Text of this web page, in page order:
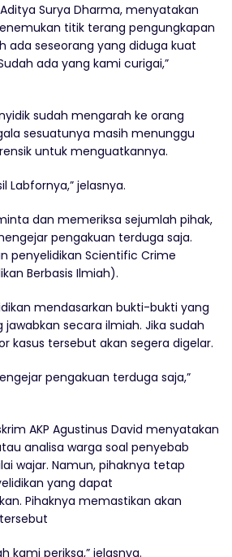
Aditya Surya Dharma, menyatakan
titik terang pengungkapan
ada seseorang yang diduga kuat
ada yang kami curigai,”
sudah mengarah ke orang
sesuatunya masih menunggu
untuk menguatkannya.
Labfornya,” jelasnya.
dan memeriksa sejumlah pihak,
pengakuan terduga saja.
penyelidikan Scientific Crime
Berbasis Ilmiah).
mendasarkan bukti-bukti yang
secara ilmiah. Jika sudah
kasus tersebut akan segera digelar.
pengakuan terduga saja,”
AKP Agustinus David menyatakan
analisa warga soal penyebab
wajar. Namun, pihaknya tetap
yang dapat
Pihaknya memastikan akan
kami periksa,” jelasnya.